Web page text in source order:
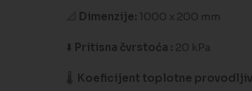
📐 Dimenzije: 1000 x 200 mm
⬇️ Pritisna čvrstoća : 20 kPa
🌡️ Koeficijent toplotne